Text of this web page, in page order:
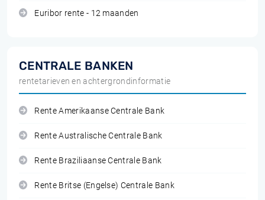
Euribor rente - 12 maanden
CENTRALE BANKEN
rentetarieven en achtergrondinformatie
Rente Amerikaanse Centrale Bank
Rente Australische Centrale Bank
Rente Braziliaanse Centrale Bank
Rente Britse (Engelse) Centrale Bank